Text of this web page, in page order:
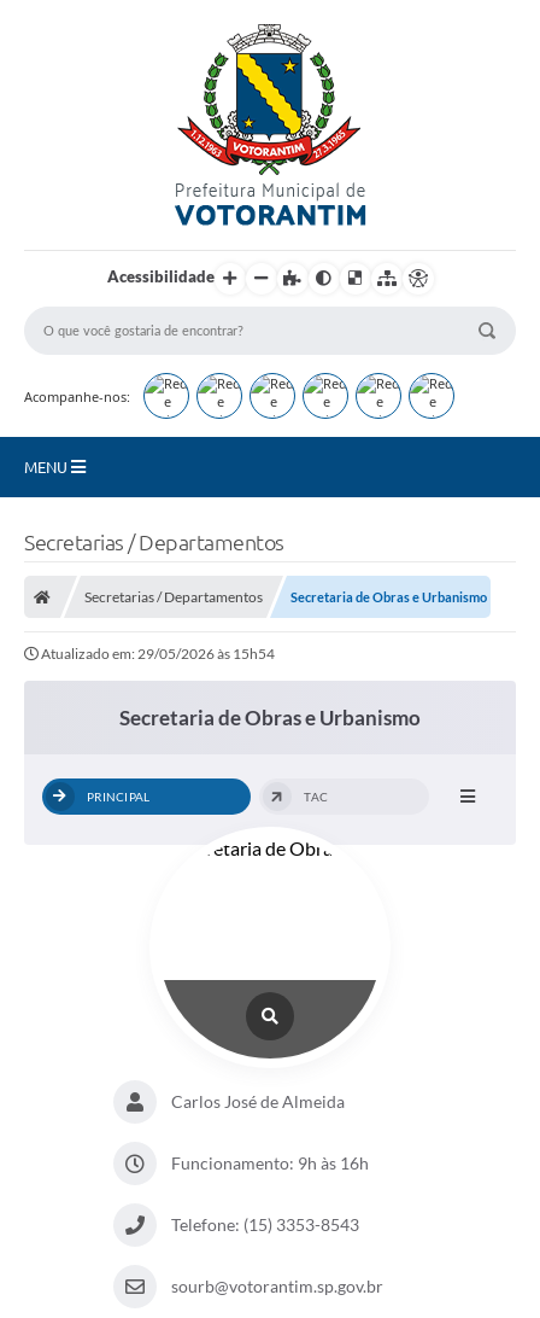
Acessibilidade
Acompanhe-nos:
MENU
Vagas PAT
Transparência
Selo Verde
Plano Municipal de Retomada das Aulas Presenciais
Jornal (Edições anteriores)
Secretarias / Departamentos
Secretarias / Departamentos Secretaria de Obras e Urbanismo
Atualizado em: 29/05/2026 às 15h54
Secretaria de Obras e Urbanismo
PRINCIPAL TAC
Carlos José de Almeida
Funcionamento: 9h às 16h
Telefone: (15) 3353-8543
sourb@votorantim.sp.gov.br